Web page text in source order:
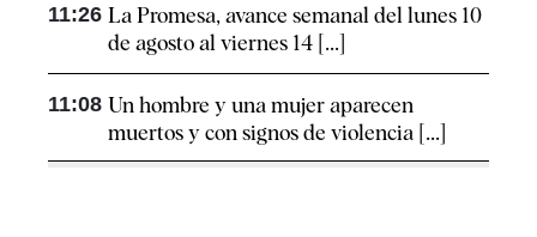
11:26 La Promesa, avance semanal del lunes 10
de agosto al viernes 14 [...]
11:08 Un hombre y una mujer aparecen
muertos y con signos de violencia [...]